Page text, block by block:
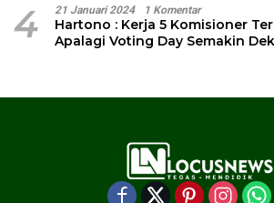
4 21 Januari 2024 1 Komentar
Hartono : Kerja 5 Komisioner
Apalagi Voting Day Semakin